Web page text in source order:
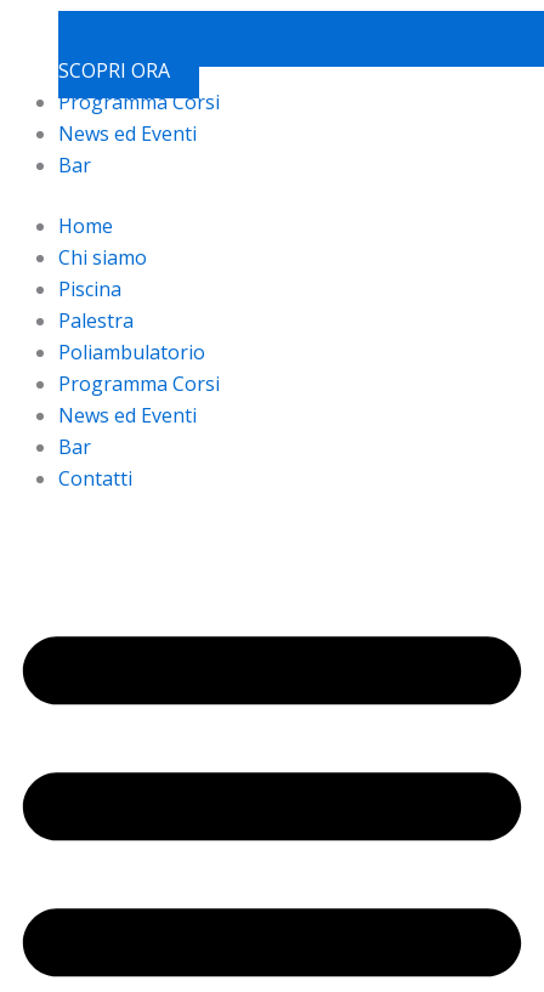
SCOPRI ORA
Programma Corsi
News ed Eventi
Bar
Home
Chi siamo
Piscina
Palestra
Poliambulatorio
Programma Corsi
News ed Eventi
Bar
Contatti